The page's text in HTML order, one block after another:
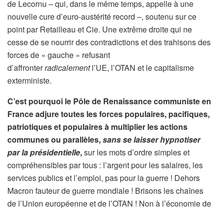
de Lecornu – qui, dans le même temps, appelle à une
nouvelle cure d’euro-austérité record –, soutenu sur ce
point par Retailleau et Cie. Une extrême droite qui ne
cesse de se nourrir des contradictions et des trahisons des
forces de « gauche » refusant
d’affronterradicalementl’UE, l’OTAN et le capitalisme
exterministe.
C’est pourquoi le Pôle de Renaissance communiste en
France adjure toutes les forces populaires, pacifiques,
patriotiques et populaires à multiplier les actions
communes ou parallèles,sans se laisser hypnotiser
par la présidentielle,sur les mots d’ordre simples et
compréhensibles par tous : l’argent pour les salaires, les
services publics et l’emploi, pas pour la guerre ! Dehors
Macron fauteur de guerre mondiale ! Brisons les chaînes
de l’Union européenne et de l’OTAN ! Non à l’économie de